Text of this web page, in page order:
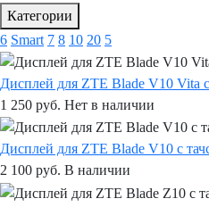
Категории
6 Smart 7 8 10 20 5
Дисплей для ZTE Blade V10 Vita
1 250 руб. Нет в наличии
Дисплей для ZTE Blade V10 с
2 100 руб. В наличии